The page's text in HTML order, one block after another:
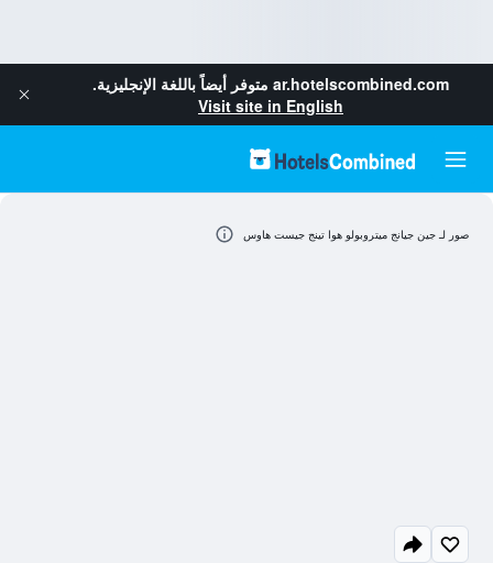
ar.hotelscombined.com متوفر أيضاً باللغة الإنجليزية.
Visit site in English
صور لـ جين جيانج ميتروبولو هوا تينج جيست هاوس